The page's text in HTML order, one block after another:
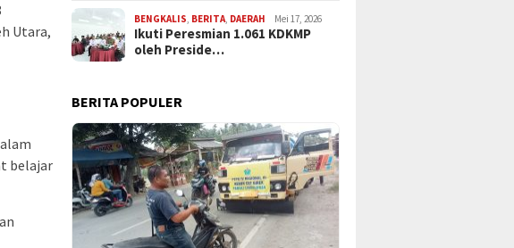
Utara,
belajar
BENGKALIS BERITA DAERAH Mei 17, 2026
Ikuti Peresmian 1.061 KDKMP
oleh Preside…
BERITA POPULER